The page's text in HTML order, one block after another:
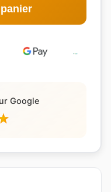
Google